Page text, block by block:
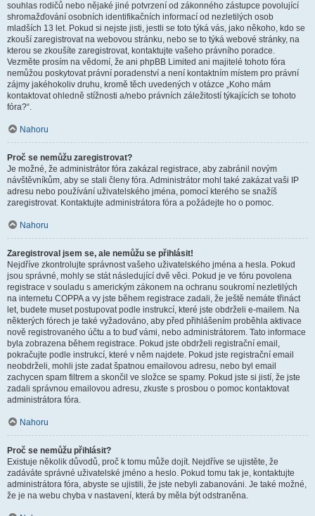
souhlas rodičů nebo nějaké jiné potvrzení od zákonného zástupce povolující
shromažďování osobních identifikačních informací od nezletilých osob
mladších 13 let. Pokud si nejste jisti, jestli se toto týká vás, jako někoho, kdo se
zkouší zaregistrovat na webovou stránku, nebo se to týká webové stránky, na
kterou se zkoušíte zaregistrovat, kontaktujte vašeho právního poradce.
Vezměte prosím na vědomí, že ani phpBB Limited ani majitelé tohoto fóra
nemůžou poskytovat právní poradenství a není kontaktním místem pro právní
zájmy jakéhokoliv druhu, kromě těch uvedených v otázce „Koho mám
kontaktovat ohledně stížnosti a/nebo právních záležitostí týkajících se tohoto
fóra?“.
Nahoru
Proč se nemůžu zaregistrovat?
Je možné, že administrátor fóra zakázal registrace, aby zabránil novým
návštěvníkům, aby se stali členy fóra. Administrátor mohl také zakázat vaši IP
adresu nebo používání uživatelského jména, pomocí kterého se snažíš
zaregistrovat. Kontaktujte administrátora fóra a požádejte ho o pomoc.
Nahoru
Zaregistroval jsem se, ale nemůžu se přihlásit!
Nejdříve zkontrolujte správnost vašeho uživatelského jména a hesla. Pokud
jsou správné, mohly se stát následující dvě věci. Pokud je ve fóru povolena
registrace v souladu s americkým zákonem na ochranu soukromí nezletilých
na internetu COPPA a vy jste během registrace zadali, že ještě nemáte třináct
let, budete muset postupovat podle instrukcí, které jste obdrželi e-mailem. Na
některých fórech je také vyžadováno, aby před přihlášením proběhla aktivace
nově registrovaného účtu a to buď vámi, nebo administrátorem. Tato informace
byla zobrazena během registrace. Pokud jste obdrželi registrační email,
pokračujte podle instrukcí, které v něm najdete. Pokud jste registrační email
neobdrželi, mohli jste zadat špatnou emailovou adresu, nebo byl email
zachycen spam filtrem a skončil ve složce se spamy. Pokud jste si jistí, že jste
zadali správnou emailovou adresu, zkuste s prosbou o pomoc kontaktovat
administrátora fóra.
Nahoru
Proč se nemůžu přihlásit?
Existuje několik důvodů, proč k tomu může dojít. Nejdříve se ujistěte, že
zadáváte správné uživatelské jméno a heslo. Pokud tomu tak je, kontaktujte
administrátora fóra, abyste se ujistili, že jste nebyli zabanováni. Je také možné,
že je na webu chyba v nastavení, která by měla být odstraněna.